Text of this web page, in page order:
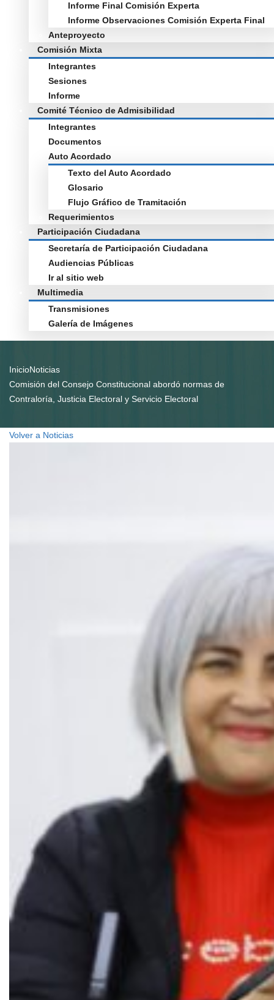
Informe Final Comisión Experta
Informe Observaciones Comisión Experta Final
Anteproyecto
Comisión Mixta
Integrantes
Sesiones
Informe
Comité Técnico de Admisibilidad
Integrantes
Documentos
Auto Acordado
Texto del Auto Acordado
Glosario
Flujo Gráfico de Tramitación
Requerimientos
Participación Ciudadana
Secretaría de Participación Ciudadana
Audiencias Públicas
Ir al sitio web
Multimedia
Transmisiones
Galería de Imágenes
InicioNoticias
Comisión del Consejo Constitucional abordó normas de
Contraloría, Justicia Electoral y Servicio Electoral
Volver a Noticias